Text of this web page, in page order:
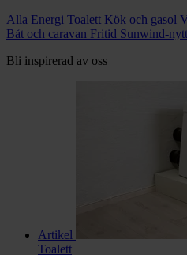
Alla Energi Toalett Kök och gasol
Båt och caravan Fritid Sunwind-nytt
Bli inspirerad av oss
Artikel
Toalett